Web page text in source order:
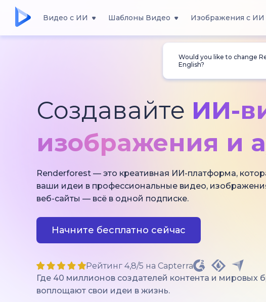
Видео с ИИ Шаблоны Видео Изображения с ИИ
Would you like to change
English?
Создавайте ИИ-
изображения и
Renderforest — это креативная ИИ-платформа,
ваши идеи в профессиональные видео,
веб-сайты — всё в одной подписке.
Начните бесплатно сейчас
Рейтинг 4,8/5 на Capterra
Где 40 миллионов создателей контента и мировых
воплощают свои идеи в жизнь.